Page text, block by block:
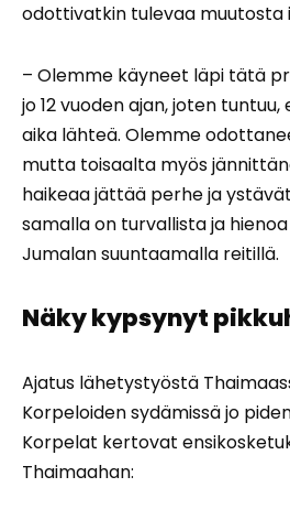
odottivatkin tulevaa muutosta
– Olemme käyneet läpi tätä
jo 12 vuoden ajan, joten
aika lähteä. Olemme
mutta toisaalta myös
haikeaa jättää perhe ja
samalla on turvallista ja
Jumalan suuntaamalla reitillä.
Näky kypsynyt
Ajatus lähetystyöstä
Korpeloiden sydämissä jo
Korpelat kertovat
Thaimaahan: